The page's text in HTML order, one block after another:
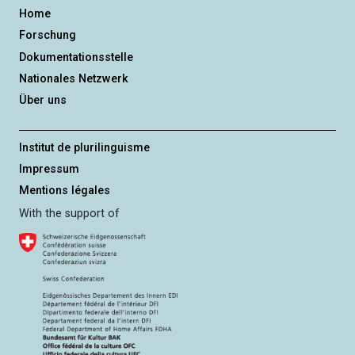
n
g
Home
Forschung
Dokumentationsstelle
Nationales Netzwerk
Über uns
Institut de plurilinguisme
Impressum
Mentions légales
With the support of